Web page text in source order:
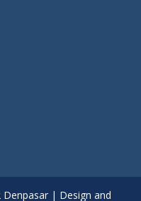
| Design and